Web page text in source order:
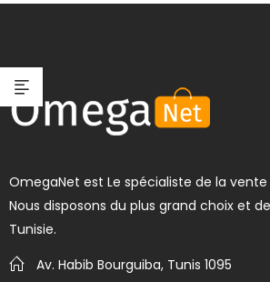
OmegaNet est Le spécialiste de la vente
Nous disposons du plus grand choix et
Tunisie.
Av. Habib Bourguiba, Tunis 1095